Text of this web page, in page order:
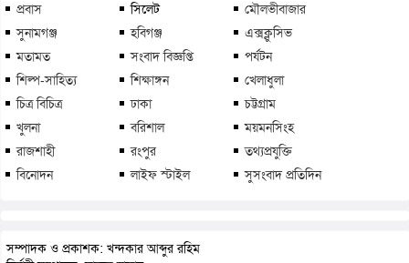
প্রবাস
সিলেট
মৌলভীবাজার
সুনামগঞ্জ
হবিগঞ্জ
এক্সক্লুসিভ
মতামত
সংবাদ বিজ্ঞপ্তি
পর্যটন
শিল্প-সাহিত্য
শিক্ষাঙ্গন
খেলাধুলা
চিত্র বিচিত্র
ঢাকা
চট্টগ্রাম
খুলনা
বরিশাল
ময়মনসিংহ
রাজশাহী
রংপুর
তথ্যপ্রযুক্তি
বিনোদন
লাইফ স্টাইল সুসংবাদ প্রতিদিন
সম্পাদক ও প্রকাশক: খন্দকার আব্দুর রহিম